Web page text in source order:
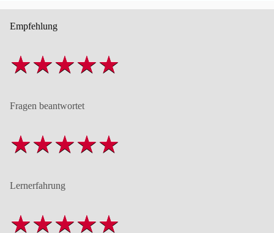
Empfehlung
Fragen beantwortet
Lernerfahrung